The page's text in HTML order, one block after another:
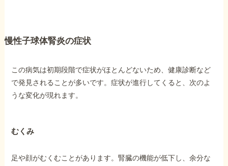
慢性子球体腎炎の症状
この病気は初期段階で症状がほとんどないため、健康診断など
で発見されることが多いです。症状が進行してくると、次のよ
うな変化が現れます。
むくみ
足や顔がむくむことがあります。腎臓の機能が低下し、余分な